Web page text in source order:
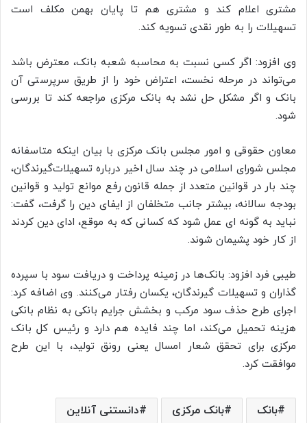
مشتری اعلام کند و مشتری هم تا پایان بهمن مکلف است
تسهیلات را به طور نقدی تسویه کند.
وی افزود: اگر کسی نسبت به محاسبه شعبه بانک، معترض باشد
می‌تواند در مرحله نخست، اعتراض خود را از طریق سرپرستی آن
بانک و اگر مشکل حل نشد به بانک مرکزی مراجعه کند تا بررسی
شود.
معاون حقوقی و امور مجلس بانک مرکزی با بیان اینکه متاسفانه
مجلس شورای اسلامی در چند سال اخیر درباره تسهیلات‌گیرندگان،
چند بار در قوانین متعدد از جمله قانون رفع موانع تولید و قوانین
بودجه سالانه، بیشتر جانب متخلفان از ایفای دین را گرفت، گفت:
نباید به گونه ای عمل شود که کسانی که به موقع، ادای دین کردند
از کار خود پشیمان شوند.
طیبی فرد افزود: بانک‌ها در زمینه پرداخت و دریافت سود با سپرده
گذاران و تسهیلات گیرندگان، یکسان رفتار می‌کنند. وی اضافه کرد:
اجرای طرح حذف سود مرکب و بخشش جرایم بانکی به نظام بانکی
هزینه تحمیل می‌کند، اما چند فایده هم دارد و رئیس کل بانک
مرکزی برای تحقق شعار امسال یعنی رونق تولید، با این طرح
موافقت کرد.
بانک بانک مرکزی
دانستنی آنلاین